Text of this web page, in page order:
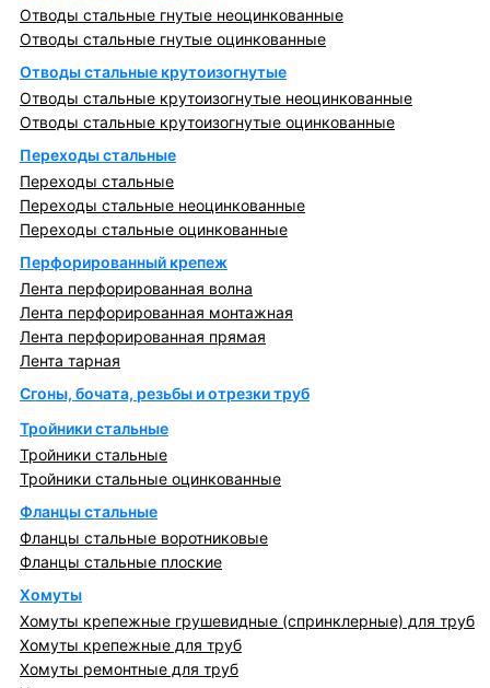
Отводы стальные гнутые неоцинкованные
Отводы стальные гнутые оцинкованные
Отводы стальные крутоизогнутые
Отводы стальные крутоизогнутые неоцинкованные
Отводы стальные крутоизогнутые оцинкованные
Переходы стальные
Переходы стальные
Переходы стальные неоцинкованные
Переходы стальные оцинкованные
Перфорированный крепеж
Лента перфорированная волна
Лента перфорированная монтажная
Лента перфорированная прямая
Лента тарная
Сгоны, бочата, резьбы и отрезки труб
Тройники стальные
Тройники стальные
Тройники стальные оцинкованные
Фланцы стальные
Фланцы стальные воротниковые
Фланцы стальные плоские
Хомуты
Хомуты крепежные грушевидные (спринклерные) для труб
Хомуты крепежные для труб
Хомуты ремонтные для труб